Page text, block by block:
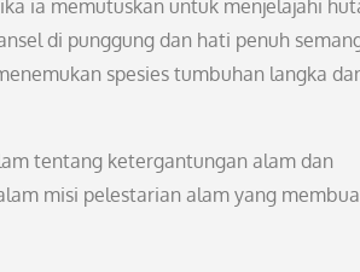
ia memutuskan untuk menjelajahi
di punggung dan hati penuh
spesies tumbuhan langka
tentang ketergantungan alam dan
misi pelestarian alam yang